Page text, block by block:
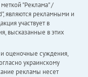
"Реклама" /
являются рекламными и
участвует в
высказанные в этих
и оценочные суждения,
украинскому
рекламы несет